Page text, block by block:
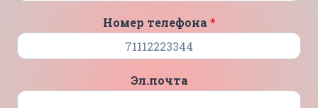
Номер телефона *
Эл.почта